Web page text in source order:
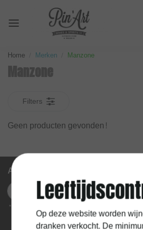
Home Merken Manzone
Manzone
Filters
Geen producten gevonden!
Abonneer je op onze nieuwsbrief
* We'll never share your email with anyone
Mijn account
Op deze website worden
dranken verkocht. De